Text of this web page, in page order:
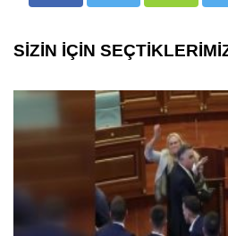
SİZİN İÇİN